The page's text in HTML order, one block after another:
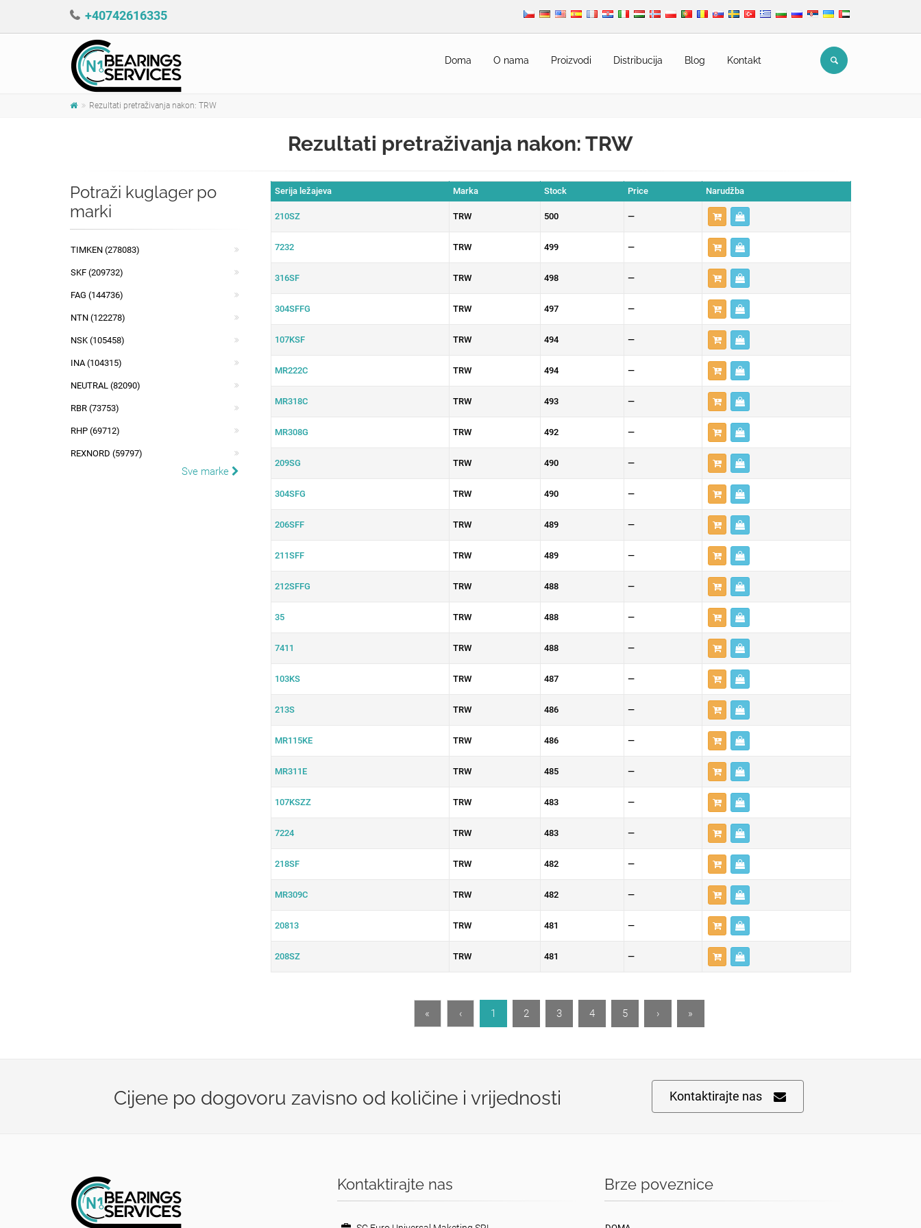
+40742616335
Doma O nama Proizvodi Distribucija Blog Kontakt
Rezultati pretraživanja nakon: TRW
Rezultati pretraživanja nakon: TRW
Serija ležajeva Marka Stock Price Narudžba
210SZ TRW 500 —
7232 TRW 499 —
316SF TRW 498 —
304SFFG TRW 497 —
107KSF TRW 494 —
MR222C TRW 494 —
MR318C TRW 493 —
MR308G TRW 492 —
209SG TRW 490 —
304SFG TRW 490 —
206SFF TRW 489 —
211SFF TRW 489 —
212SFFG TRW 488 —
35 TRW 488 —
7411 TRW 488 —
103KS TRW 487 —
213S TRW 486 —
MR115KE TRW 486 —
MR311E TRW 485 —
107KSZZ TRW 483 —
7224 TRW 483 —
218SF TRW 482 —
MR309C TRW 482 —
20813 TRW 481 —
208SZ TRW 481 —
« ‹ 1 2 3 4 5 › »
Potraži kuglager po
marki
TIMKEN (278083)
SKF (209732)
FAG (144736)
NTN (122278)
NSK (105458)
INA (104315)
NEUTRAL (82090)
RBR (73753)
RHP (69712)
REXNORD (59797)
Sve marke
Cijene po dogovoru zavisno od količine i vrijednosti Kontaktirajte nas
Kontaktirajte nas Brze poveznice